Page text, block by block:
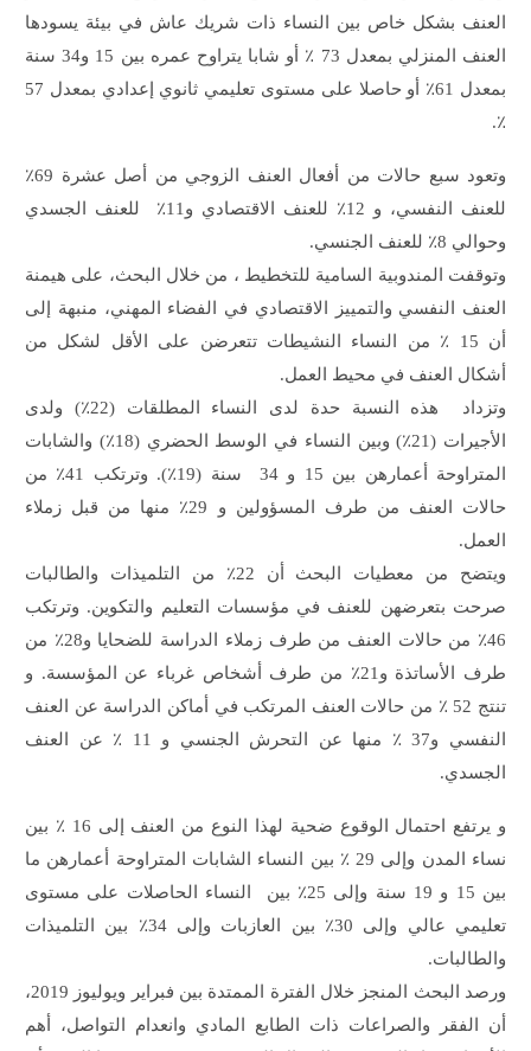
العنف بشكل خاص بين النساء ذات شريك عاش في بيئة يسودها
العنف المنزلي بمعدل 73 ٪ أو شابا يتراوح عمره بين 15 و34 سنة
بمعدل 61٪ أو حاصلا على مستوى تعليمي ثانوي إعدادي بمعدل 57
٪.
وتعود سبع حالات من أفعال العنف الزوجي من أصل عشرة 69٪
للعنف النفسي، و 12٪ للعنف الاقتصادي و11٪ للعنف الجسدي
وحوالي 8٪ للعنف الجنسي.
وتوقفت المندوبية السامية للتخطيط ، من خلال البحث، على هيمنة
العنف النفسي والتمييز الاقتصادي في الفضاء المهني، منبهة إلى
أن 15 ٪ من النساء النشيطات تتعرضن على الأقل لشكل من
أشكال العنف في محيط العمل.
وتزداد هذه النسبة حدة لدى النساء المطلقات (22٪) ولدى
الأجيرات (21٪) وبين النساء في الوسط الحضري (18٪) والشابات
المتراوحة أعمارهن بين 15 و 34 سنة (19٪). وترتكب 41٪ من
حالات العنف من طرف المسؤولين و 29٪ منها من قبل زملاء
العمل.
ويتضح من معطيات البحث أن 22٪ من التلميذات والطالبات
صرحت بتعرضهن للعنف في مؤسسات التعليم والتكوين. وترتكب
46٪ من حالات العنف من طرف زملاء الدراسة للضحايا و28٪ من
طرف الأساتذة و21٪ من طرف أشخاص غرباء عن المؤسسة. و
تنتج 52 ٪ من حالات العنف المرتكب في أماكن الدراسة عن العنف
النفسي و37 ٪ منها عن التحرش الجنسي و 11 ٪ عن العنف
الجسدي.
و يرتفع احتمال الوقوع ضحية لهذا النوع من العنف إلى 16 ٪ بين
نساء المدن وإلى 29 ٪ بين النساء الشابات المتراوحة أعمارهن ما
بين 15 و 19 سنة وإلى 25٪ بين النساء الحاصلات على مستوى
تعليمي عالي وإلى 30٪ بين العازبات وإلى 34٪ بين التلميذات
والطالبات.
ورصد البحث المنجز خلال الفترة الممتدة بين فبراير ويوليوز 2019،
أن الفقر والصراعات ذات الطابع المادي وانعدام التواصل، أهم